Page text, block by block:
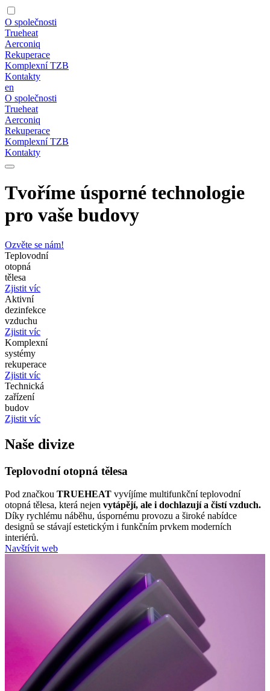
O společnosti
Trueheat
Aerconiq
Rekuperace
Komplexní TZB
Kontakty
en
O společnosti
Trueheat
Aerconiq
Rekuperace
Komplexní TZB
Kontakty
Tvoříme úsporné technologie
pro vaše budovy
Ozvěte se nám!
Teplovodní
otopná
tělesa
Zjistit víc
Aktivní
dezinfekce
vzduchu
Zjistit víc
Komplexní
systémy
rekuperace
Zjistit víc
Technická
zařízení
budov
Zjistit víc
Naše divize
Teplovodní otopná tělesa
Pod značkou TRUEHEAT vyvíjíme multifunkční teplovodní
otopná tělesa, která nejen vytápějí, ale i dochlazují a čistí vzduch.
Díky rychlému náběhu, úspornému provozu a široké nabídce
designů se stávají estetickým i funkčním prvkem moderních
interiérů.
Navštívit web